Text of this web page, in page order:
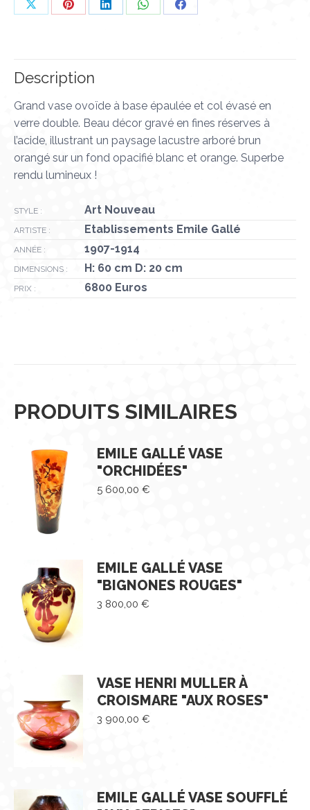
PartagerPartagerPartagerPartagerPartager
Description
Grand vase ovoïde à base épaulée et col évasé en
verre double. Beau décor gravé en fines réserves à
l’acide, illustrant un paysage lacustre arboré brun
orangé sur un fond opacifié blanc et orange. Superbe
rendu lumineux !
STYLE : Art Nouveau
ARTISTE : Etablissements Emile Gallé
ANNÉE : 1907-1914
DIMENSIONS : H: 60 cm D: 20 cm
PRIX : 6800 Euros
PRODUITS SIMILAIRES
EMILE GALLÉ VASE
"ORCHIDÉES"
5 600,00 €
EMILE GALLÉ VASE
"BIGNONES ROUGES"
3 800,00 €
VASE HENRI MULLER À
CROISMARE "AUX ROSES"
3 900,00 €
EMILE GALLÉ VASE SOUFFLÉ